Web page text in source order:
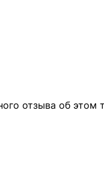
отзыва об этом